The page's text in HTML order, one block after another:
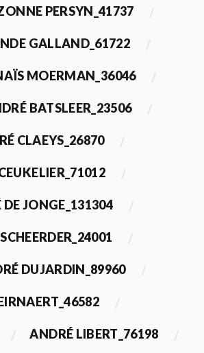
PERSYN_41737
GALLAND_61722
MOERMAN_36046
BATSLEER_23506
CLAEYS_26870
DE JONGE_131304
DUJARDIN_89960
ANDRÉ LIBERT_76198